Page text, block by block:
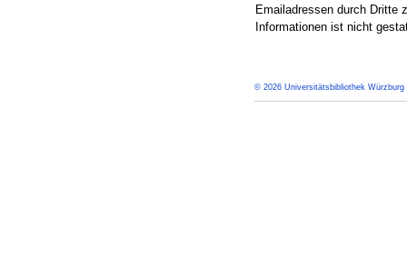
Emailadressen durch Dritte
Informationen ist nicht
© 2026 Universitätsbibliothek Würzburg